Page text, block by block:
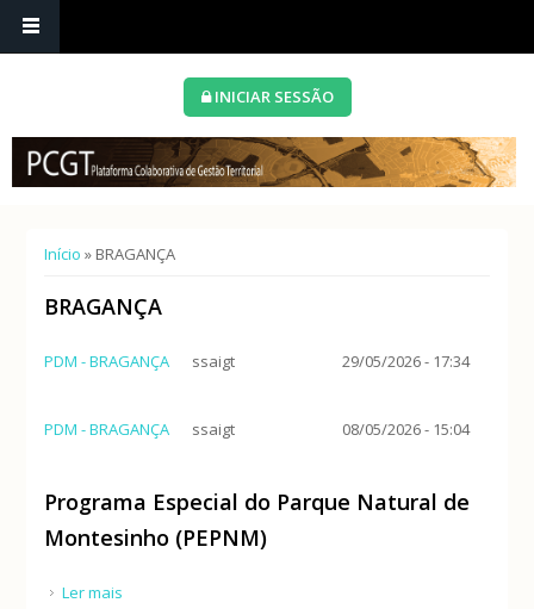
INICIAR SESSÃO
Está aqui
Início » BRAGANÇA
BRAGANÇA
PDM - BRAGANÇA ssaigt 29/05/2026 - 17:34
PDM - BRAGANÇA ssaigt 08/05/2026 - 15:04
Programa Especial do Parque Natural de
Montesinho (PEPNM)
Ler mais